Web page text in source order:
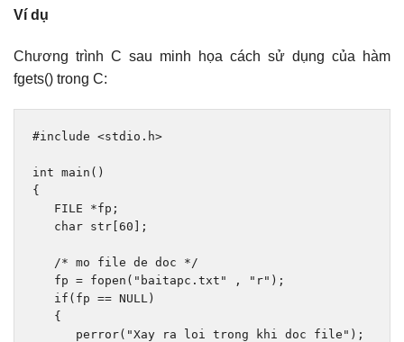
Ví dụ
Chương trình C sau minh họa cách sử dụng của hàm
fgets() trong C:
#include <stdio.h>
int main ()
{
   FILE
*fp ;
char str 60 ];
/* mo file de doc */
   fp
= fopen ( "baitapc.txt" , "r" );
if ( fp == NULL )
{
      perror
( "Xay ra loi trong khi doc file" );